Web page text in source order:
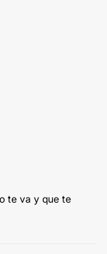
te va y que te